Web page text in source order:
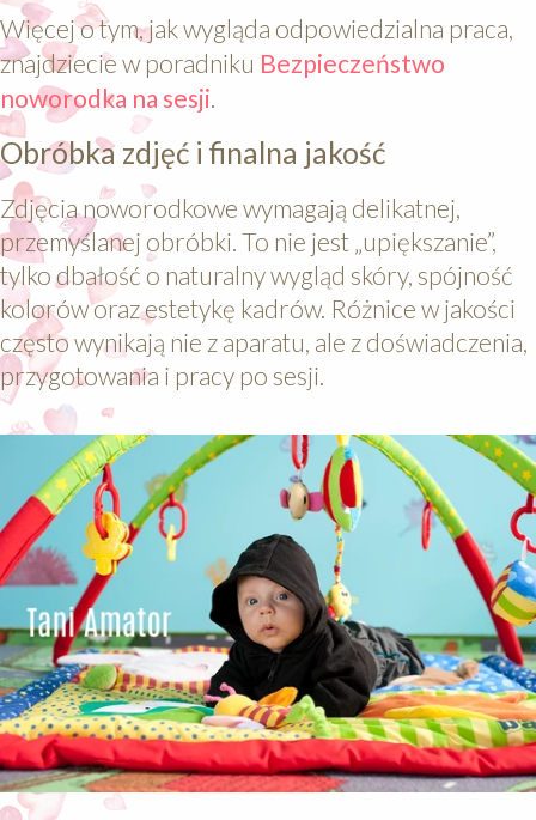
Więcej o tym, jak wygląda odpowiedzialna praca,
znajdziecie w poradniku Bezpieczeństwo
noworodka na sesji.
Obróbka zdjęć i finalna jakość
Zdjęcia noworodkowe wymagają delikatnej,
przemyślanej obróbki. To nie jest „upiększanie”,
tylko dbałość o naturalny wygląd skóry, spójność
kolorów oraz estetykę kadrów. Różnice w jakości
często wynikają nie z aparatu, ale z doświadczenia,
przygotowania i pracy po sesji.